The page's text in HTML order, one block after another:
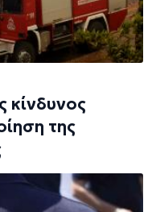
κίνδυνος
της